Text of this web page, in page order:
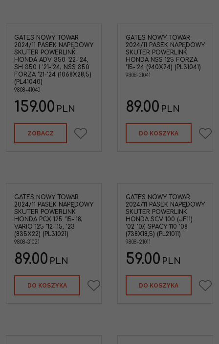
GATES NOWY TOWAR
2024/11 PASEK NAPĘDOWY
SKUTER POWERLINK
HONDA ADV 350 '22-'24,
SH 350 I '21-'24, NSS 350
FORZA '21-'24 (1068X28,5)
(PL41040)
9808-41040
159.00 PLN
ZOBACZ
GATES NOWY TOWAR
2024/11 PASEK NAPĘDOWY
SKUTER POWERLINK
HONDA NSS 125 FORZA
'15-'24 (940X24) (PL31041)
9808-31041
89.00 PLN
DO KOSZYKA
GATES NOWY TOWAR
2024/11 PASEK NAPĘDOWY
SKUTER POWERLINK
HONDA PCX 125 '15-'18,
VARIO 125 '12-'15, '23
(835X22) (PL31021)
9808-31021
89.00 PLN
DO KOSZYKA
GATES NOWY TOWAR
2024/11 PASEK NAPĘDOWY
SKUTER POWERLINK
HONDA SCV 100 (JF11)
'02-'07, SPACY 110 '08
(738X18,5) (PL21011)
9808-21011
59.00 PLN
DO KOSZYKA